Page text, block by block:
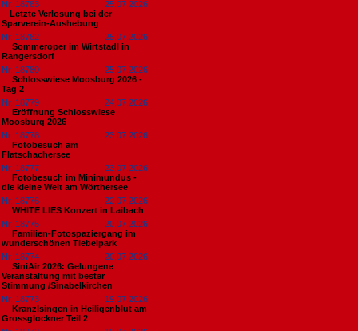
Nr. 18783
25.07.2026
​Letzte Verlosung bei der
Sparverein-Aushebung
Nr. 18782
25.07.2026
Sommeroper im Wirtstadl in
Rangersdorf
Nr. 18780
25.07.2026
Schlosswiese Moosburg 2026 -
Tag 2
Nr. 18779
24.07.2026
Eröffnung Schlosswiese
Moosburg 2026
Nr. 18778
23.07.2026
Fotobesuch am
Flatschachersee
Nr. 18777
23.07.2026
Fotobesuch im Minimundus -
die kleine Welt am Wörthersee
Nr. 18776
22.07.2026
WHITE LIES Konzert in Laibach
Nr. 18775
20.07.2026
Familien-Fotospaziergang im
wunderschönen Tiebelpark
Nr. 18774
20.07.2026
SiniAir 2026: Gelungene
Veranstaltung mit bester
Stimmung /Sinabelkirchen
Nr. 18773
19.07.2026
Kranzlsingen in Heiligenblut am
Grossglockner Teil 2